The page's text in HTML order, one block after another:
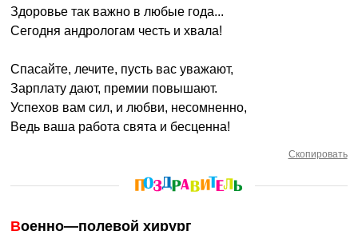
Здоровье так важно в любые года...
Сегодня андрологам честь и хвала!
Спасайте, лечите, пусть вас уважают,
Зарплату дают, премии повышают.
Успехов вам сил, и любви, несомненно,
Ведь ваша работа свята и бесценна!
Скопировать
Военно—полевой хирург